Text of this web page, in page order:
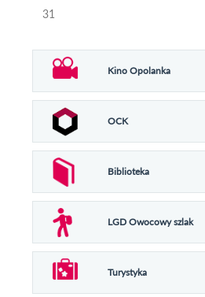
31
Kino Opolanka
OCK
Biblioteka
LGD Owocowy szlak
Turystyka